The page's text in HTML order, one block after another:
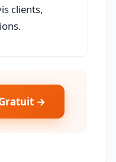
clients,
→